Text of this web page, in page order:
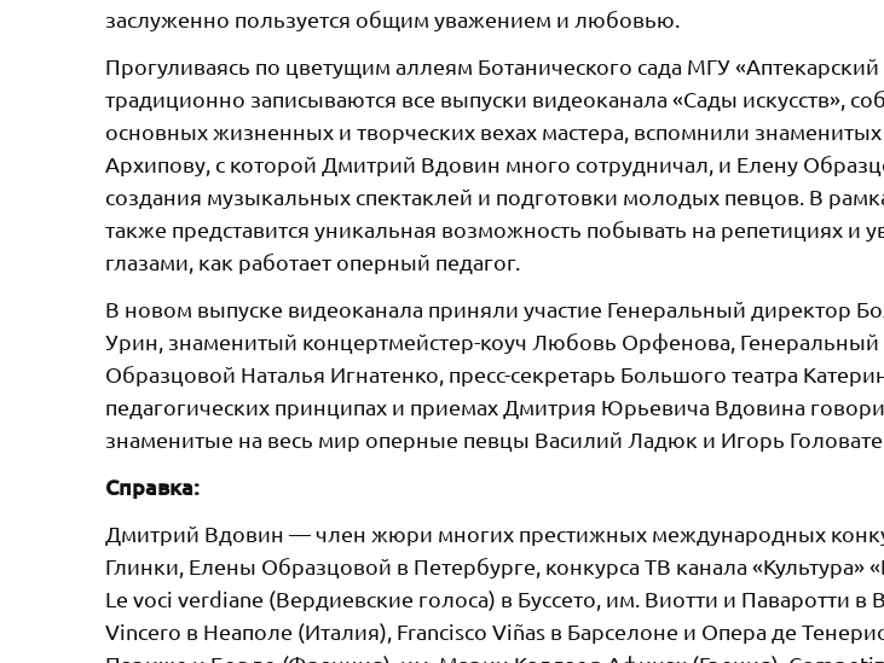
заслуженно пользуется общим уважением и любовью.
Прогуливаясь по цветущим аллеям Ботанического сада МГУ «Аптекарский
традиционно записываются все выпуски видеоканала «Сады искусств»,
основных жизненных и творческих вехах мастера, вспомнили
Архипову, с которой Дмитрий Вдовин много сотрудничал, и Елену
создания музыкальных спектаклей и подготовки молодых певцов. В
также представится уникальная возможность побывать на репетициях и
глазами, как работает оперный педагог.
В новом выпуске видеоканала приняли участие Генеральный директор
Урин, знаменитый концертмейстер-коуч Любовь Орфенова,
Образцовой Наталья Игнатенко, пресс-секретарь Большого театра
педагогических принципах и приемах Дмитрия Юрьевича Вдовина
знаменитые на весь мир оперные певцы Василий Ладюк и Игорь
Справка:
Дмитрий Вдовин — член жюри многих престижных международных
Глинки, Елены Образцовой в Петербурге, конкурса ТВ канала «Культура»
Le voci verdiane (Вердиевские голоса) в Буссето, им. Виотти и Паваротти в
Vincero в Неаполе (Италия), Francisco Viñas в Барселоне и Опера де